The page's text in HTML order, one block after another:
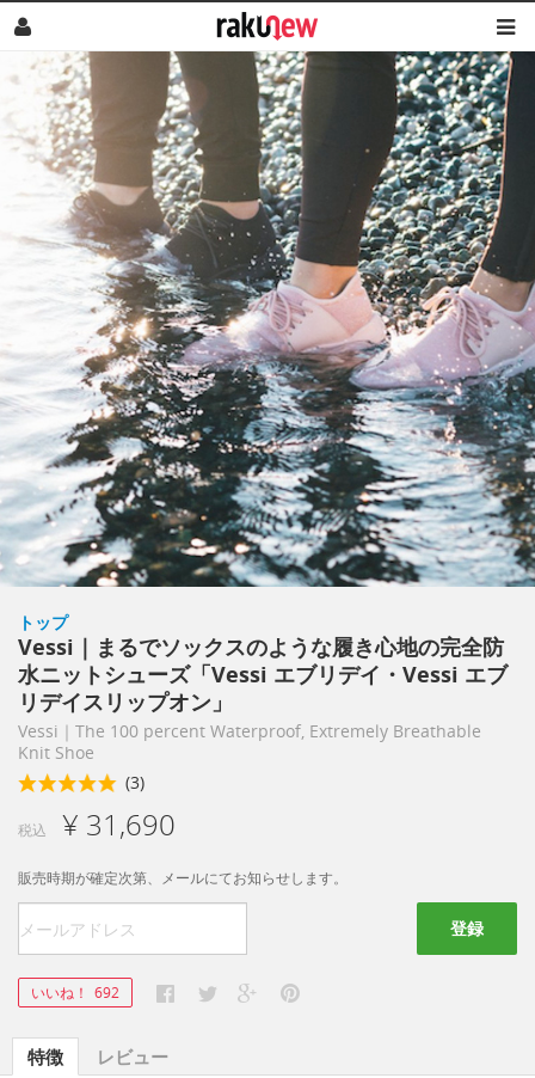
トップ
Vessi｜まるでソックスのような履き心地の完全防
水ニットシューズ「Vessi エブリデイ・Vessi エブ
リデイスリップオン」
Vessi｜The 100 percent Waterproof, Extremely Breathable
Knit Shoe
(3)
税込 ¥ 31,690
販売時期が確定次第、メールにてお知らせします。
登録
いいね！ 692
特徴 レビュー